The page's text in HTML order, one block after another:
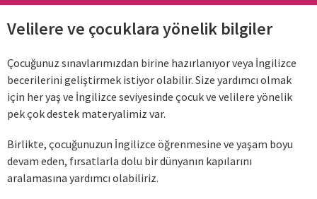
Velilere ve çocuklara yönelik bilgiler
Çocuğunuz sınavlarımızdan birine hazırlanıyor veya İngilizce
becerilerini geliştirmek istiyor olabilir. Size yardımcı olmak
için her yaş ve İngilizce seviyesinde çocuk ve velilere yönelik
pek çok destek materyalimiz var.
Birlikte, çocuğunuzun İngilizce öğrenmesine ve yaşam boyu
devam eden, fırsatlarla dolu bir dünyanın kapılarını
aralamasına yardımcı olabiliriz.